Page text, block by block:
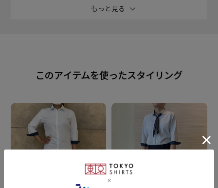
UVカット加工を施し、どの季節でも着用がおすすめで
イテムです。
衿型
ワイド衿
ポリエステル75% 綿25%
もっと見る
このアイテムを使ったスタイリング